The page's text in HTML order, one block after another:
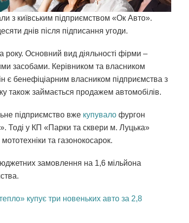
з київським підприємством «Ок Авто».
днів після підписання угоди.
року. Основний вид діяльності фірми –
засобами. Керівником та власником
є бенефіціарним власником підприємства з
також займається продажем автомобілів.
підприємство вже купувало фургон
Тоді у КП «Парки та сквери м. Луцька»
та газонокосарок.
замовлення на 1,6 мільйона
купує три новеньких авто за 2,8